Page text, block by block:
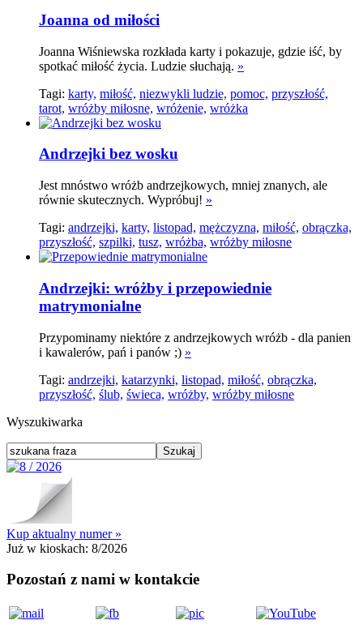
Joanna od miłości
Joanna Wiśniewska rozkłada karty i pokazuje, gdzie iść, by
spotkać miłość życia. Ludzie słuchają. »
Tagi: karty, miłość, niezwykli ludzie, pomoc, przyszłość,
tarot, wróżby miłosne, wróżenie, wróżka
Andrzejki bez wosku
Jest mnóstwo wróżb andrzejkowych, mniej znanych, ale
równie skutecznych. Wypróbuj! »
Tagi: andrzejki, karty, listopad, mężczyzna, miłość, obrączka,
przyszłość, szpilki, tusz, wróżba, wróżby miłosne
Andrzejki: wróżby i przepowiednie
matrymonialne
Przypominamy niektóre z andrzejkowych wróżb - dla panien
i kawalerów, pań i panów ;) »
Tagi: andrzejki, katarzynki, listopad, miłość, obrączka,
przyszłość, ślub, świeca, wróżby, wróżby miłosne
Wyszukiwarka
Kup aktualny numer »
Już w kioskach: 8/2026
Pozostań z nami w kontakcie